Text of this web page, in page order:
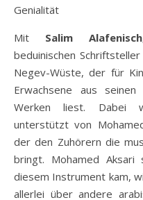
Genialität
Mit Salim Alafenisch
beduinischen
Negev-Wüste, der für
Erwachsene aus seinen
Werken liest. Dabei
unterstützt von
der den Zuhörern die
bringt. Mohamed
diesem Instrument kam,
allerlei über andere